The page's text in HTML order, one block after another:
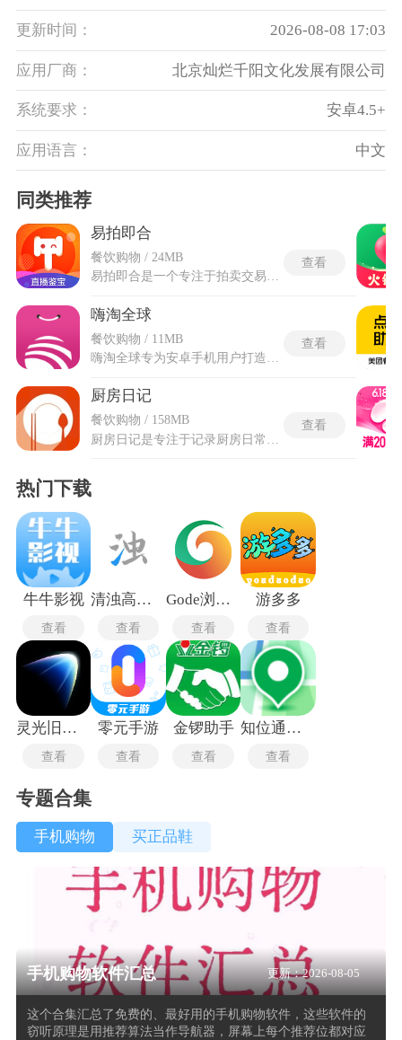
更新时间： 2026-08-08 17:03
应用厂商： 北京灿烂千阳文化发展有限公司
系统要求： 安卓4.5+
应用语言： 中文
同类推荐
易拍即合
餐饮购物 / 24MB
易拍即合是一个专注于拍卖交易的线上手机平台，提供低门槛、高自由度的交易环境。可免费开设店铺，无需任何费用负担即可上架商品参与拍卖。买家能以0元起拍的低成本模式参与竞拍，享受捡漏的乐趣。易拍即合每日更新大量优质拍品，品类包含珠宝玉石、3C电子产品、宠物等多个领域，交易模式采取竞拍与一口价的方式，流程直观清晰。在结算环节，平台采用保证金托管机制锁定双方履约意愿，出价成功即冻结对应额度，交割完成后释放或划转款项。
查看
嗨淘全球
餐饮购物 / 11MB
查看
厨房日记
餐饮购物 / 158MB
查看
热门下载
牛牛影视
查看
清浊高级版
查看
Gode浏览器最新版
查看
游多多
查看
灵光旧版本
查看
零元手游
查看
金锣助手
查看
知位通测量
查看
专题合集
手机购物 买正品鞋
手机购物软件汇总 更新：2026-08-05
这个合集汇总了免费的、最好用的手机购物软件，这些软件的
窃听原理是用推荐算法当作导航器，屏幕上每个推荐位都对应